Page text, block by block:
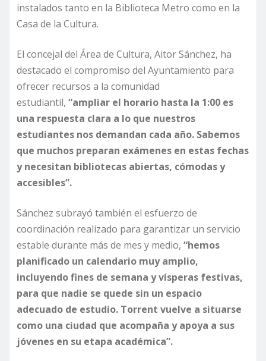
instalados tanto en la Biblioteca Metro como en la
Casa de la Cultura.
El concejal del Área de Cultura, Aitor Sánchez, ha
destacado el compromiso del Ayuntamiento para
ofrecer recursos a la comunidad
estudiantil, “ampliar el horario hasta la 1:00 es
una respuesta clara a lo que nuestros
estudiantes nos demandan cada año. Sabemos
que muchos preparan exámenes en estas fechas
y necesitan bibliotecas abiertas, cómodas y
accesibles”.
Sánchez subrayó también el esfuerzo de
coordinación realizado para garantizar un servicio
estable durante más de mes y medio, “hemos
planificado un calendario muy amplio,
incluyendo fines de semana y vísperas festivas,
para que nadie se quede sin un espacio
adecuado de estudio. Torrent vuelve a situarse
como una ciudad que acompaña y apoya a sus
jóvenes en su etapa académica”.